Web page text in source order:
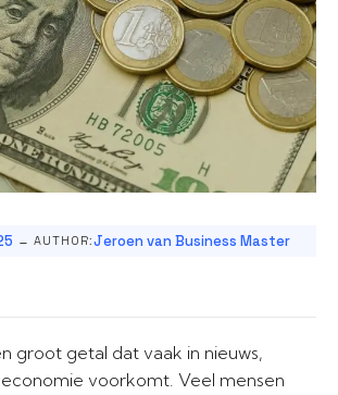
- AUTHOR:Jeroen van Business Master
groot getal dat vaak in nieuws,
voorkomt. Veel mensen